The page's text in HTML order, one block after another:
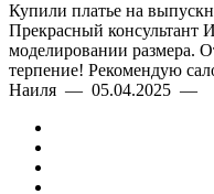
Купили платье на
Прекрасный консультант
моделировании размера.
терпение! Рекомендую
Наиля — 05.04.2025 —